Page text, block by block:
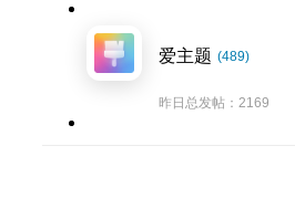
爱主题 (489)
昨日总发帖：2169